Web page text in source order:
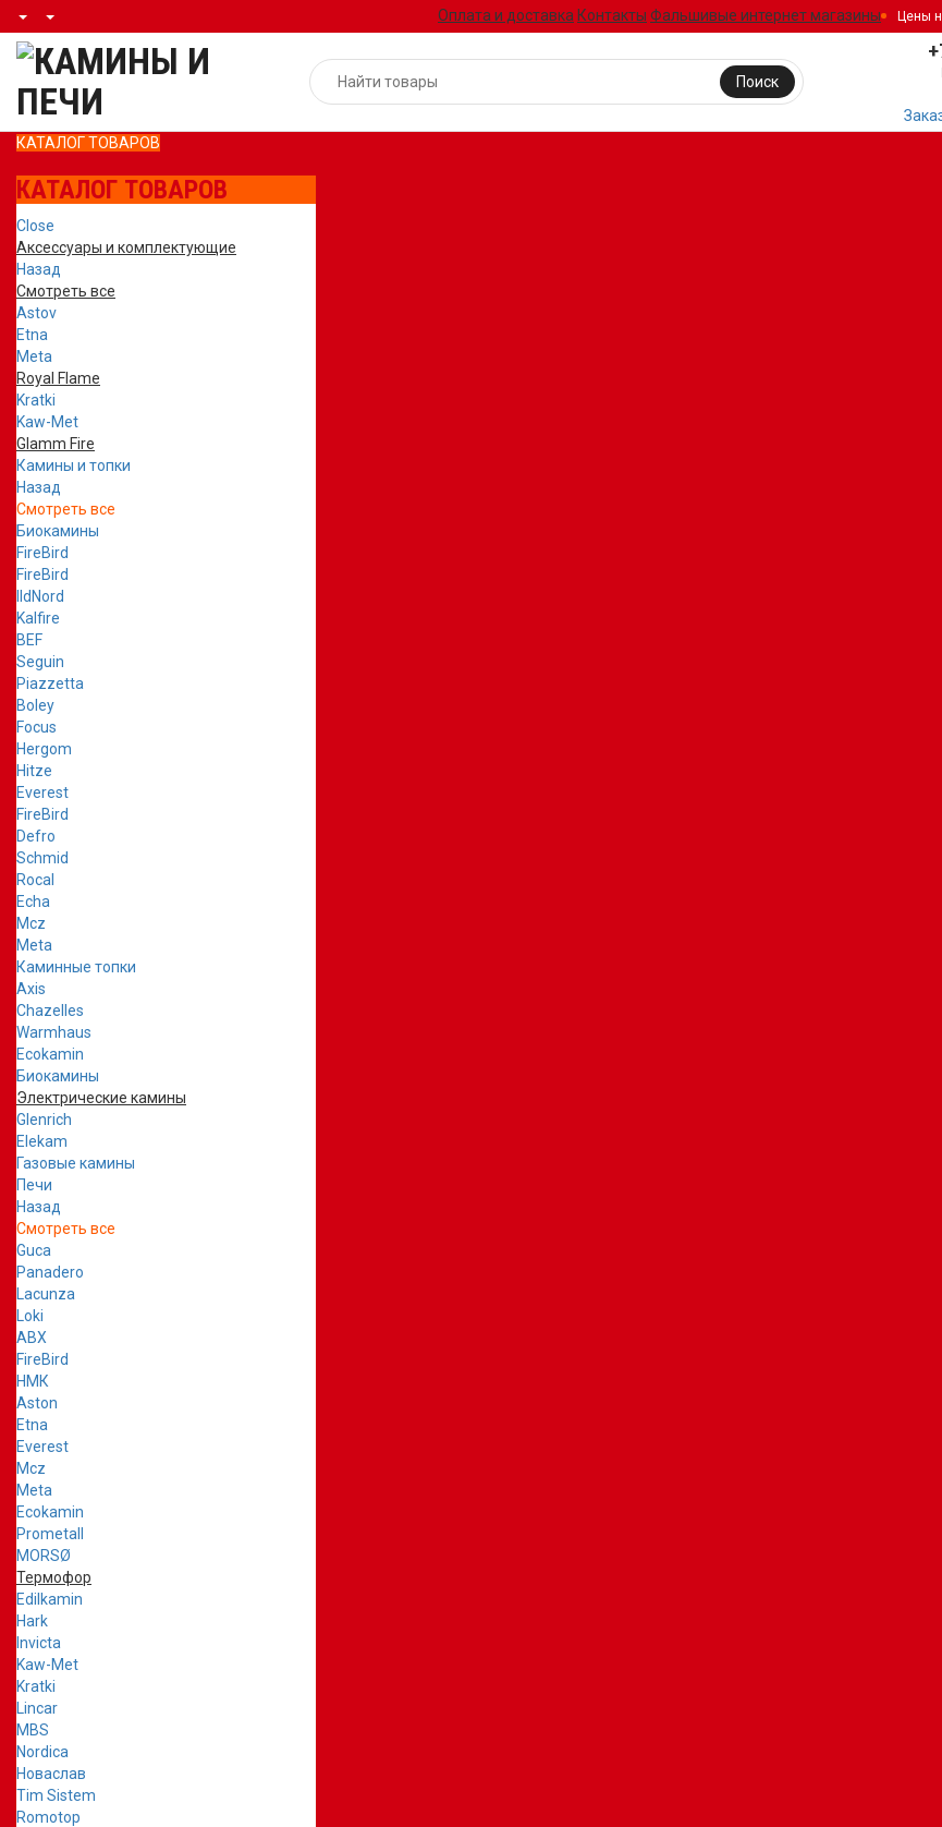
Оплата и доставка Контакты Фальшивые интернет магазины Цены
Поиск
КАТАЛОГ ТОВАРОВ
КАТАЛОГ ТОВАРОВ
Close
Аксессуары и комплектующие
Назад
Смотреть все
Astov
Etna
Meta
Royal Flame
Kratki
Kaw-Met
Glamm Fire
Камины и топки
Назад
Смотреть все
Биокамины
FireBird
FireBird
IldNord
Kalfire
BEF
Seguin
Piazzetta
Boley
Focus
Hergom
Hitze
Everest
FireBird
Defro
Schmid
Rocal
Echa
Mcz
Meta
Каминные топки
Axis
Chazelles
Warmhaus
Ecokamin
Биокамины
Электрические камины
Glenrich
Elekam
Газовые камины
Печи
Назад
Смотреть все
Guca
Panadero
Lacunza
Loki
ABX
FireBird
НМК
Aston
Etna
Everest
Mcz
Meta
Ecokamin
Prometall
MORSØ
Термофор
Edilkamin
Hark
Invicta
Kaw-Met
Kratki
Lincar
MBS
Nordica
Новаслав
Tim Sistem
Romotop